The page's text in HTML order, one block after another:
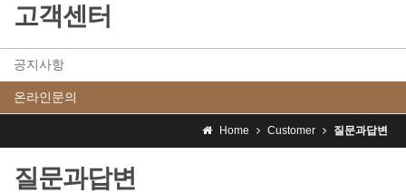
고객센터
공지사항
온라인문의
Home Customer 질문과답변
질문과답변